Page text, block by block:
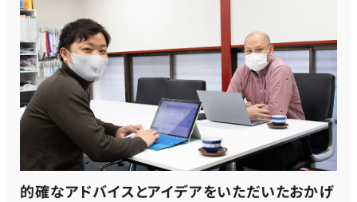
的確なアドバイスとアイデアをいただいたおかげ